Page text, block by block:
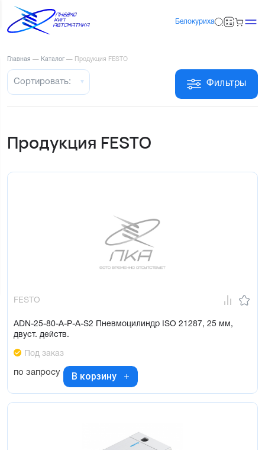
Белокуриха
Главная — Каталог — Продукция FESTO
Фильтры
Сортировать:
Продукция FESTO
FESTO
ADN-25-80-A-P-A-S2 Пневмоцилиндр ISO 21287, 25 мм,
двуст. действ.
Под заказ
по запросу В корзину